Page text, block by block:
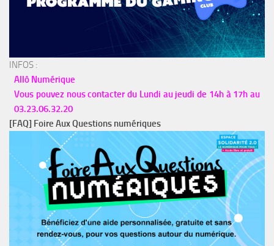
INFOS :
Allô Numérique
Vous pouvez nous contacter du Lundi au jeudi de 14h à 17h au
03.23.06.32.20
[FAQ] Foire Aux Questions numériques